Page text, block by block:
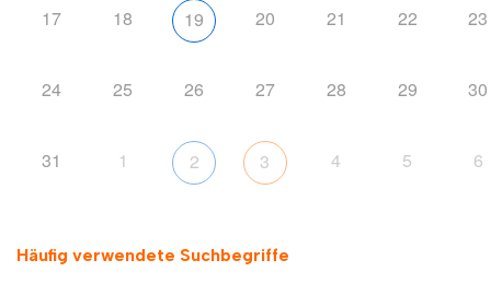
17 18 19 20 21 22 23
24 25 26 27 28 29 30
31 1 2 3 4 5 6
Häufig verwendete Suchbegriffe